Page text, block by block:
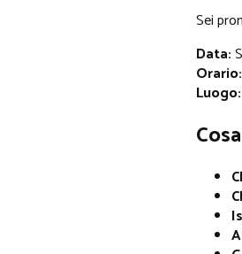
Sei
Data:
Orario:
Luogo: